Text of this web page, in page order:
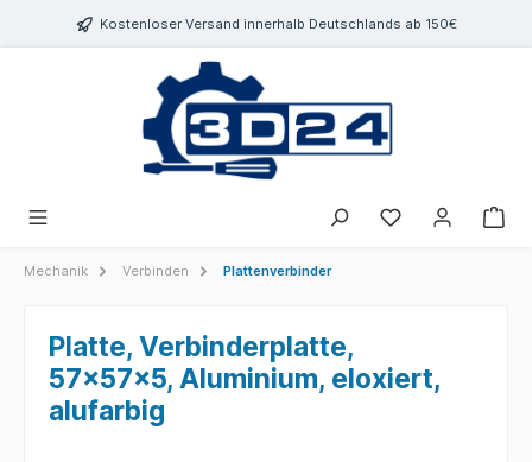
springenKostenloser Versand innerhalb Deutschlands ab 150€
Mechanik Verbinden Plattenverbinder
Platte, Verbinderplatte,
57x57x5, Aluminium, eloxiert,
alufarbig